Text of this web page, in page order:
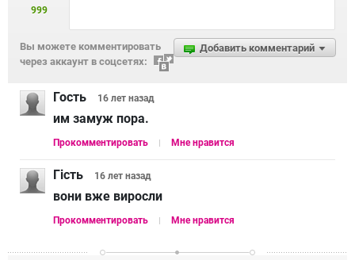
999
Добавить комментарий
Вы можете комментировать
через аккаунт в соцсетях:
Гость 16 лет назад
им замуж пора.
Прокомментировать Мне нравится
Гість 16 лет назад
вони вже виросли
Прокомментировать Мне нравится